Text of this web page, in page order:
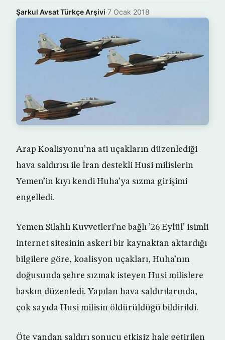
Şarkul Avsat Türkçe Arşivi·7 Ocak 2018
Arap Koalisyonu’na ati uçakların düzenlediği
hava saldırısı ile İran destekli Husi milislerin
Yemen’in kıyı kendi Huha’ya sızma girişimi
engelledi.
Yemen Silahlı Kuvvetleri’ne bağlı ’26 Eylül’ isimli
internet sitesinin askeri bir kaynaktan aktardığı
bilgilere göre, koalisyon uçakları, Huha’nın
doğusunda şehre sızmak isteyen Husi milislere
baskın düzenledi. Yapılan hava saldırılarında,
çok sayıda Husi milisin öldürüldüğü bildirildi.
Öte yandan saldırı sonucu etkisiz hale getirilen